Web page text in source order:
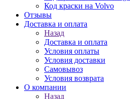
Код краски на Volvo
Отзывы
Доставка и оплата
Назад
Доставка и оплата
Условия оплаты
Условия доставки
Самовывоз
Условия возврата
О компании
Назад